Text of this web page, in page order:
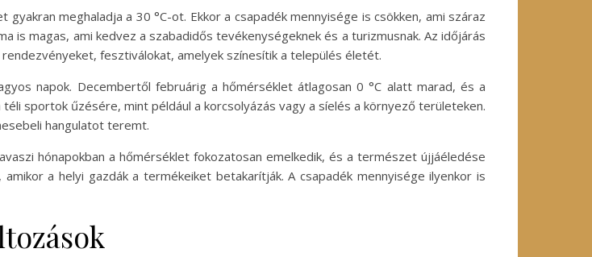
meghaladja a 30 °C-ot. Ekkor a csapadék mennyisége is csökken, ami száraz
is magas, ami kedvez a szabadidős tevékenységeknek és a turizmusnak. Az időjárás
fesztiválokat, amelyek színesítik a település életét.
napok. Decembertől februárig a hőmérséklet átlagosan 0 °C alatt marad, és a
sportok űzésére, mint például a korcsolyázás vagy a síelés a környező területeken.
hangulatot teremt.
hónapokban a hőmérséklet fokozatosan emelkedik, és a természet újjáéledése
a helyi gazdák a termékeiket betakarítják. A csapadék mennyisége ilyenkor is